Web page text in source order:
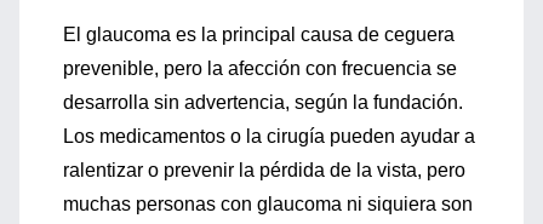
El glaucoma es la principal causa de ceguera
prevenible, pero la afección con frecuencia se
desarrolla sin advertencia, según la fundación.
Los medicamentos o la cirugía pueden ayudar a
ralentizar o prevenir la pérdida de la vista, pero
muchas personas con glaucoma ni siquiera son